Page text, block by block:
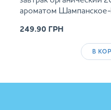
ароматом Шампанское-
249.90 ГРН
В